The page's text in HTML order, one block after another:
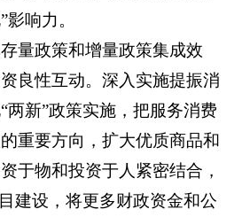
响力。
量政策和增量政策集成效
良性互动。深入实施提振消
两新”政策实施，把服务消费
重要方向，扩大优质商品和
于物和投资于人紧密结合，
建设，将更多财政资金和公